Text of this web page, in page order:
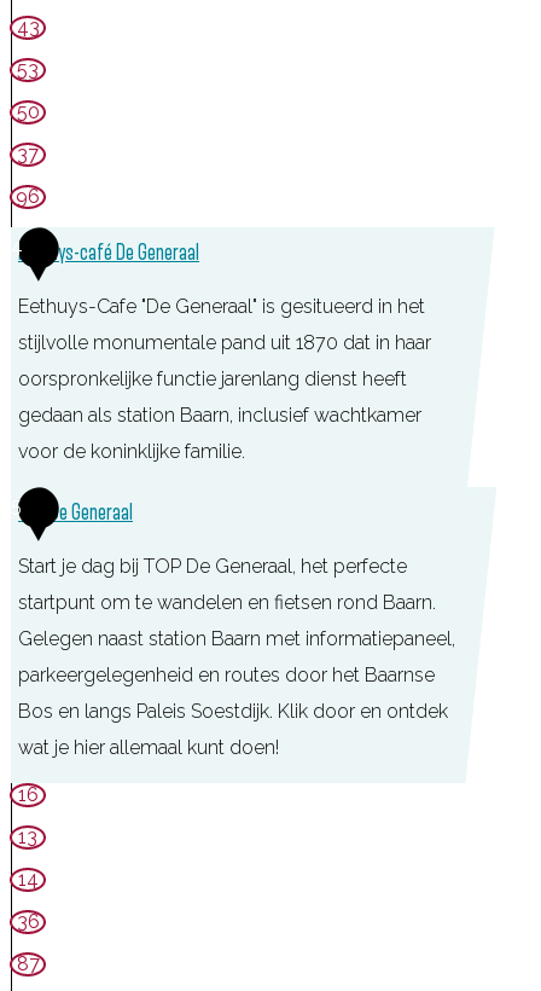
l
d
e
l
d
e
n
e
r
a
l
43
53
50
37
96
4Eethuys-café De Generaal
Eethuys-Cafe "De Generaal" is gesitueerd in het
stijlvolle monumentale pand uit 1870 dat in haar
oorspronkelijke functie jarenlang dienst heeft
gedaan als station Baarn, inclusief wachtkamer
voor de koninklijke familie.
E
e
t
h
u
y
s
-
c
a
é
D
e
5TOP De Generaal
Start je dag bij TOP De Generaal, het perfecte
startpunt om te wandelen en fietsen rond Baarn.
Gelegen naast station Baarn met informatiepaneel,
parkeergelegenheid en routes door het Baarnse
Bos en langs Paleis Soestdijk. Klik door en ontdek
wat je hier allemaal kunt doen!
T
O
P
e
G
16
13
14
36
87